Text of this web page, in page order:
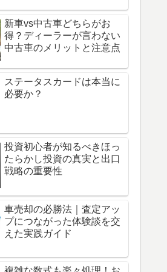
新車vs中古車どちらがお
得？ディーラーが言わない
中古車のメリットと注意点
ステータスカードは本当に
必要か？
投資初心者が知るべきほっ
たらかし投資の真実と出口
戦略の重要性
車売却の必勝法｜査定アッ
プにつながった体験談を交
えた実践ガイド